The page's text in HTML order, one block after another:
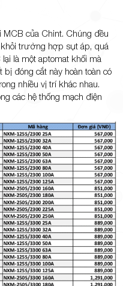
của Chint. Chúng đều
trường hợp sụt áp, quá
là một aptomat khối mà
đóng cắt này hoàn toàn có
nhiều vị trí khác nhau.
các hệ thống mạch điện